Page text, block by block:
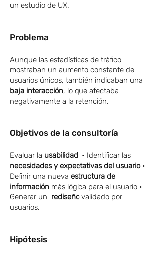
un estudio de UX.
Problema
Aunque las estadísticas de tráfico
mostraban un aumento constante de
usuarios únicos, también indicaban una
baja interacción, lo que afectaba
negativamente a la retención.
Objetivos de la consultoría
Evaluar la usabilidad • Identificar las
necesidades y expectativas del usuario•
Definir una nueva estructura de
información más lógica para el usuario •
Generar un rediseñovalidado ​ ​por
usuarios.
Hipótesis